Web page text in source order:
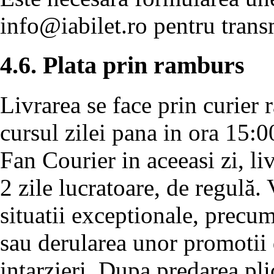
info@iabilet.ro pentru
4.6. Plata prin ramburs
Livrarea se face prin curier
cursul zilei pana in ora
Fan Courier in aceeasi zi,
2 zile lucratoare, de regulă.
situatii exceptionale,
sau derularea unor